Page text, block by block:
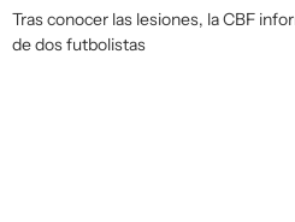
Tras conocer las lesiones, la CBF
de dos futbolistas